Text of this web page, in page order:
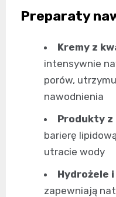
Preparaty
Kremy z
intensywnie
porów,
nawodnienia
Produkty z
barierę
utracie wody
Hydrożele
zapewniają